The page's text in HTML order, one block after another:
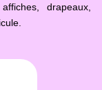
drapeaux,